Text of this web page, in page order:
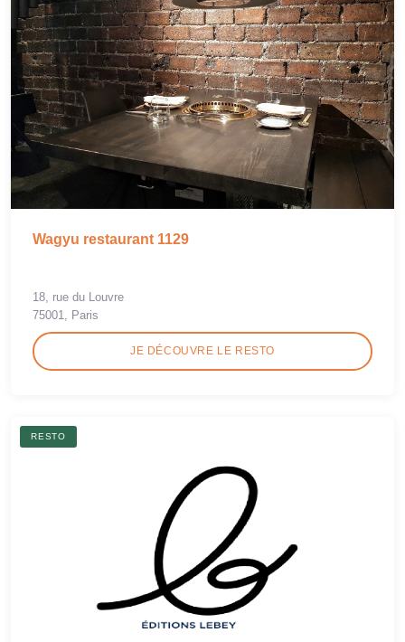
Wagyu restaurant 1129
18, rue du Louvre
75001, Paris
JE DÉCOUVRE LE RESTO
RESTO